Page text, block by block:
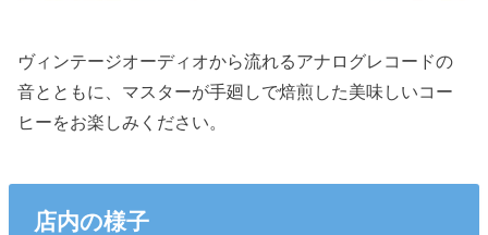
ヴィンテージオーディオから流れるアナログレコードの
音とともに、マスターが手廻しで焙煎した美味しいコー
ヒーをお楽しみください。
店内の様子